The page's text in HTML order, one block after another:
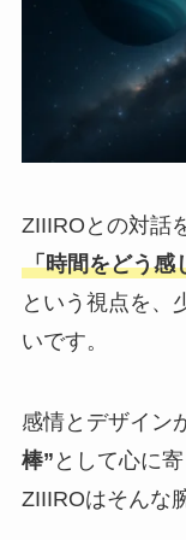
ZIIIROとの対話
「時間をどう感
という視点を、
いです。
感情とデザイン
棒” として心に寄
ZIIIROはそんな